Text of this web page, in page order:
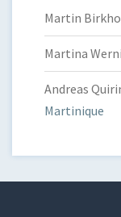
Martin
Martina
Andreas
Martinique